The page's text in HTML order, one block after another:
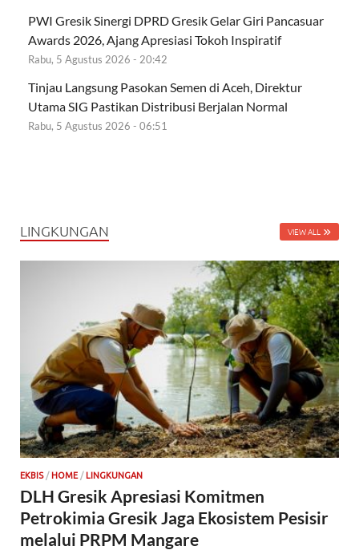
PWI Gresik Sinergi DPRD Gresik Gelar Giri Pancasuar
Awards 2026, Ajang Apresiasi Tokoh Inspiratif
Rabu, 5 Agustus 2026 - 20:42
Tinjau Langsung Pasokan Semen di Aceh, Direktur
Utama SIG Pastikan Distribusi Berjalan Normal
Rabu, 5 Agustus 2026 - 06:51
LINGKUNGAN VIEW ALL
EKBIS/ HOME / LINGKUNGAN
DLH Gresik Apresiasi Komitmen
Petrokimia Gresik Jaga Ekosistem Pesisir
melalui PRPM Mangare